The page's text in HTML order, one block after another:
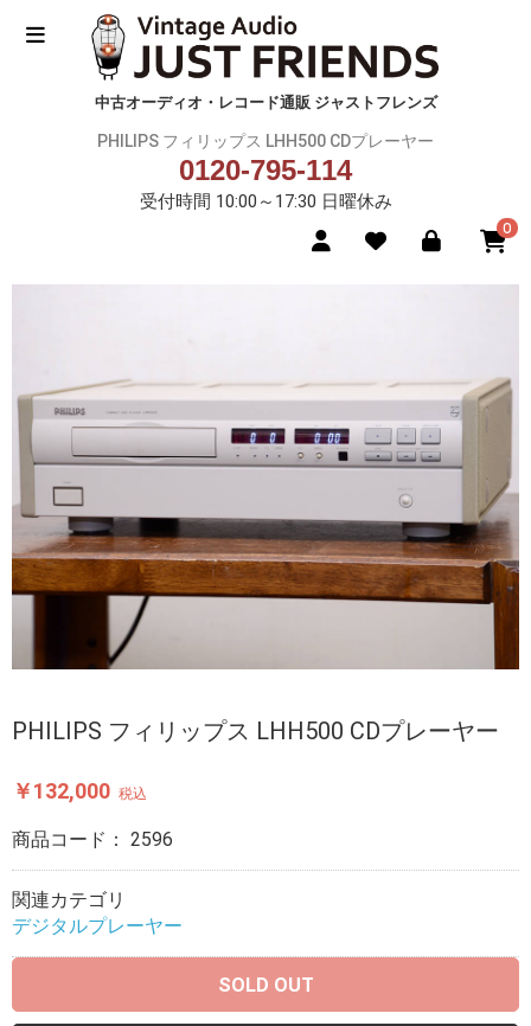
中古オーディオ・レコード通販 ジャストフレンズ
PHILIPS フィリップス LHH500 CDプレーヤー
0120-795-114
受付時間 10:00～17:30 日曜休み
0
PHILIPS フィリップス LHH500 CDプレーヤー
￥132,000 税込
商品コード： 2596
関連カテゴリ
デジタルプレーヤー
SOLD OUT